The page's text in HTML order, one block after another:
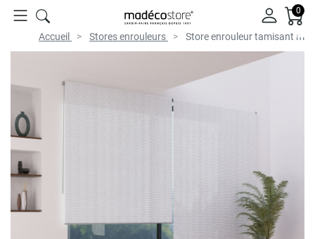
0
Accueil Stores enrouleurs Store enrouleur tamisant